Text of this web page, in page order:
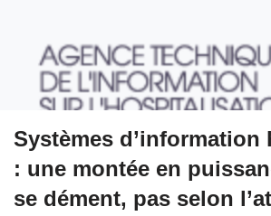
Systèmes
: une montée en
se dément, pas selon